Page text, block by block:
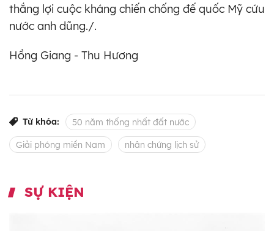
thắng lợi cuộc kháng chiến chống đế quốc Mỹ cứu
nước anh dũng./.
Hồng Giang - Thu Hương
Từ khóa: 50 năm thống nhất đất nước
Giải phóng miền Nam nhân chứng lịch sử
SỰ KIỆN